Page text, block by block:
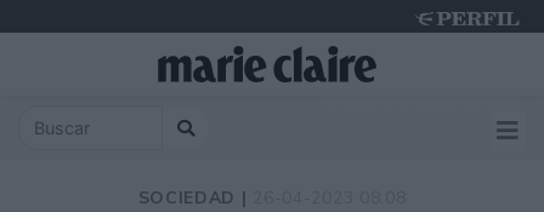
SOCIEDAD |